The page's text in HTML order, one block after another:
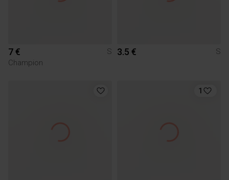
7 €
S
Champion
3.5 € S
1